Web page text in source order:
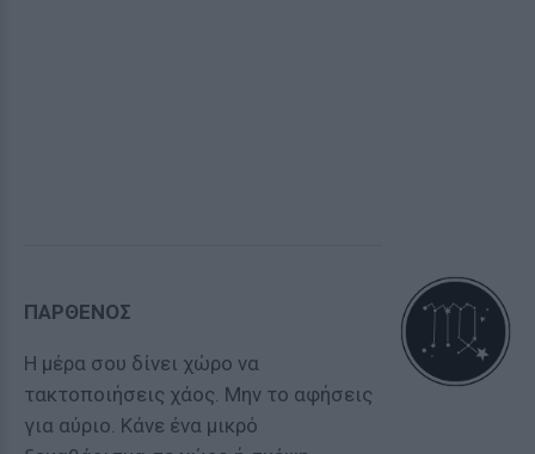
ΠΑΡΘΕΝΟΣ
Η μέρα σου δίνει χώρο να
τακτοποιήσεις χάος. Μην το αφήσεις
για αύριο. Κάνε ένα μικρό